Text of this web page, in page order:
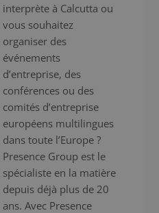
interprète à Calcutta ou
vous souhaitez
organiser des
événements
d’entreprise, des
conférences ou des
comités d’entreprise
européens multilingues
dans toute l’Europe ?
Presence Group est le
spécialiste en la matière
depuis déjà plus de 20
ans. Avec Presence